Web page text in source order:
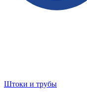
Штоки и трубы